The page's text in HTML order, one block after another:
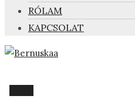
RÓLAM
KAPCSOLAT